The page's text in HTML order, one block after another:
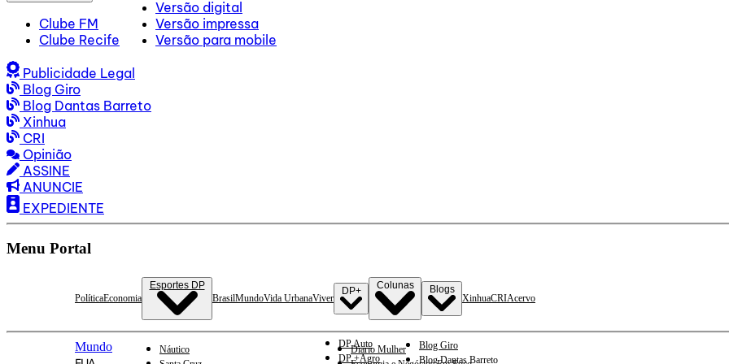
Clube FM
Clube Recife
Versão digital
Versão impressa
Versão para mobile
Publicidade Legal
Blog Giro
Blog Dantas Barreto
Xinhua
CRI
Opinião
ASSINE
ANUNCIE
EXPEDIENTE
Menu Portal
PolíticaEconomia
Esportes DP
Náutico
BrasilMundoVida UrbanaViver
DP+
DP Auto
DP +Agro
Colunas
Diario Mulher
Blogs
Blog Giro
Blog Dantas Barreto
XinhuaCRIAcervo
Mundo